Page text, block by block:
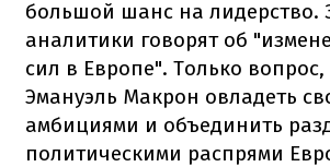
большой шанс на лидерство.
аналитики говорят об
сил в Европе". Только
Эмануэль Макрон овладеть
амбициями и объединить
политическими распрями